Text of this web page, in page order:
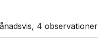
4 observationer